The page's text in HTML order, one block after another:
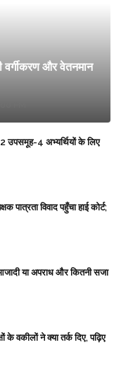
वर्गीकरण और वेतनमान
4 अभ्यर्थियों के लिए
पात्रता विवाद पहुँचा हाई कोर्ट;
या अपराध और कितनी सजा
के वकीलों ने क्या तर्क दिए, पढ़िए